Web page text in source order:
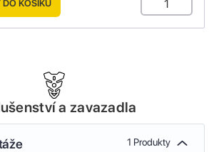
DO KOŠÍKU
a zavazadla
1 Produkty